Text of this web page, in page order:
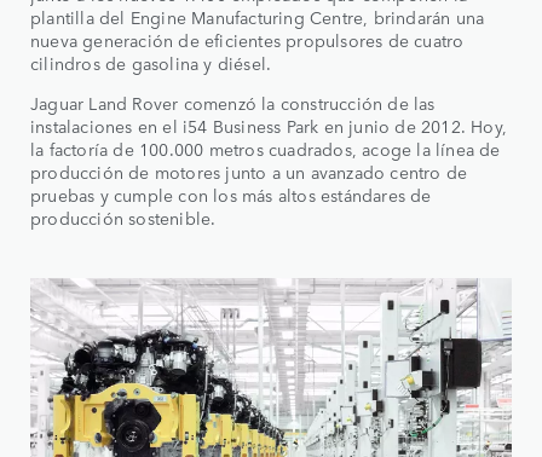
plantilla del Engine Manufacturing Centre, brindarán una
nueva generación de eficientes propulsores de cuatro
cilindros de gasolina y diésel.
Jaguar Land Rover comenzó la construcción de las
instalaciones en el i54 Business Park en junio de 2012. Hoy,
la factoría de 100.000 metros cuadrados, acoge la línea de
producción de motores junto a un avanzado centro de
pruebas y cumple con los más altos estándares de
producción sostenible.